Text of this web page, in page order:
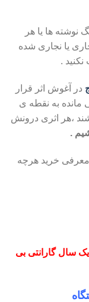
نوشته ها یا هر
یا نجاری شده
.
در آغوش اثر قرار
مانده به نقطه ی
،هر اثری درونش
.
خرید هرچه
سال گارانتی بی